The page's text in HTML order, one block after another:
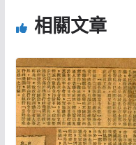
相關文章